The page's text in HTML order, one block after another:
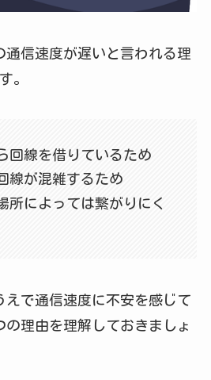
通信速度が遅いと言われる理
。
回線を借りているため
線が混雑するため
所によっては繋がりにく
えで通信速度に不安を感じて
の理由を理解しておきましょ